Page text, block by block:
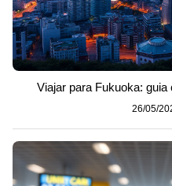
Viajar para Fukuoka:
26/05/